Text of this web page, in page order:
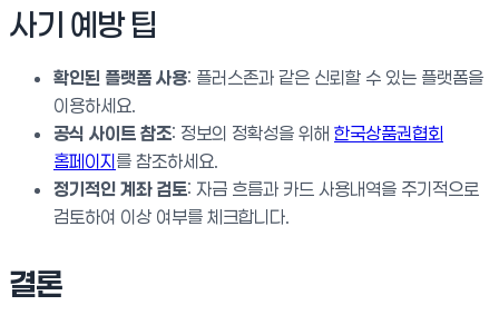
사기 예방 팁
확인된 플랫폼 사용: 플러스존과 같은 신뢰할 수 있는 플랫폼을
이용하세요.
공식 사이트 참조: 정보의 정확성을 위해 한국상품권협회
홈페이지를 참조하세요.
정기적인 계좌 검토: 자금 흐름과 카드 사용내역을 주기적으로
검토하여 이상 여부를 체크합니다.
결론